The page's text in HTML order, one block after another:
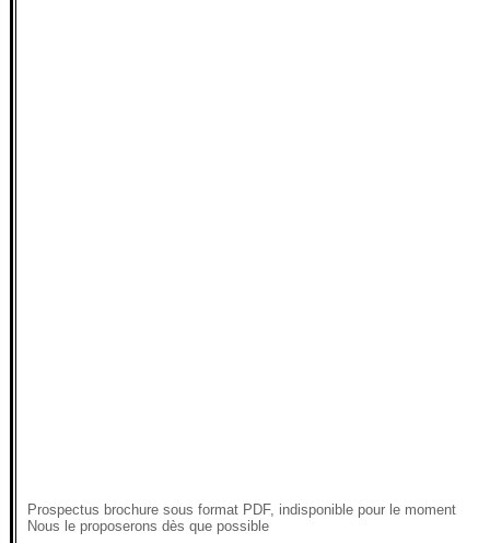
Prospectus brochure sous format PDF, indisponible pour le moment
Nous le proposerons dès que possible